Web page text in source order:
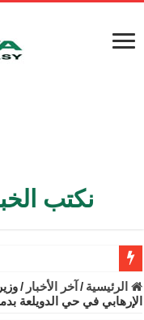
نكتب
الأمن الداخلي يعثر على
الوزير الشيباني يبحث في
الرئيسية / آخر الأخبار /
الإرهابي في حي الدويلعة